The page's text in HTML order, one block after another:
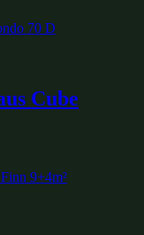
Cube